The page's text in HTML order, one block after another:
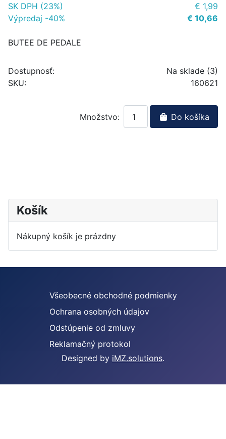
SK DPH (23%)
€ 1,99
Výpredaj -40%
€ 10,66
BUTEE DE PEDALE
Dostupnosť:
Na sklade (3)
SKU:
160621
Množstvo: Do košíka
Košík
Nákupný košík je prázdny
Všeobecné obchodné podmienky
Ochrana osobných údajov
Odstúpenie od zmluvy
Reklamačný protokol
Designed by iMZ.solutions.